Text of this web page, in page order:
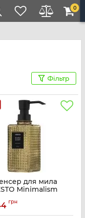
0
Фільтр
для мила
Minimalism
скло, пластик,
грн